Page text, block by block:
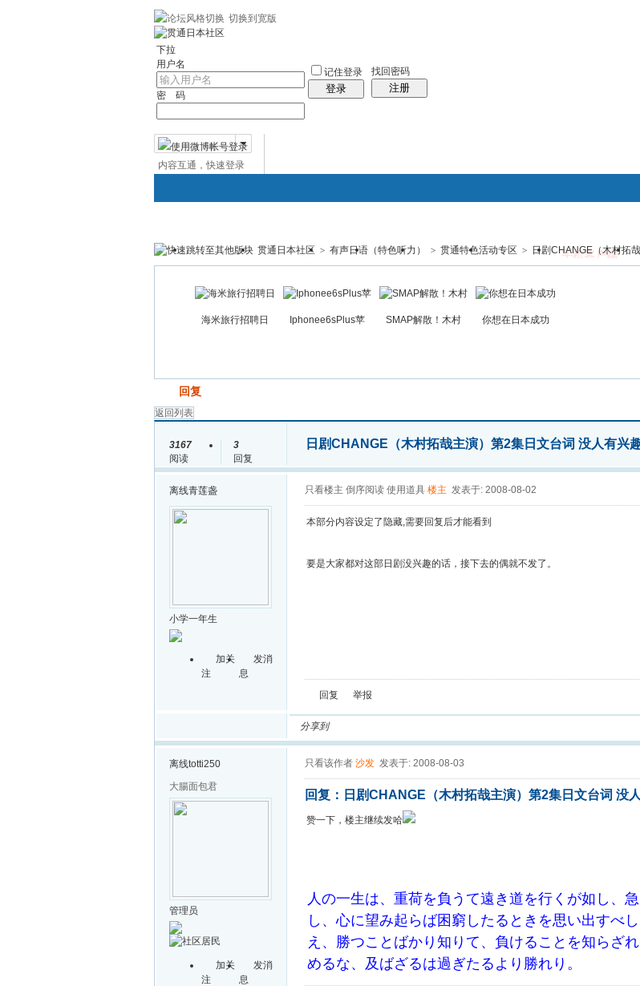
切换到宽版
下拉
用户名
密 码
记住登录
登录
找回密码
注册
微博帐号登录
内容互通，快速登录
贯通日本 日本社区 论坛 群组 日本百科 免费留学 手机客户端
帖子
搜索
贯通日本社区 > 有声日语（特色听力） > 贯通特色活动专区 > 日剧CHANGE（木村拓
海米旅行招聘日 Iphonee6sPlus苹 SMAP解散！木村 你想在日本成功
回复
返回列表
3167
阅读
3
回复
日剧CHANGE（木村拓哉主演）第2集日文台词 没人有兴
离线青莲盏
小学一年生
加关
注
发消
息
只看楼主 倒序阅读 使用道具 楼主 发表于: 2008-08-02
本部分内容设定了隐藏,需要回复后才能看到
要是大家都对这部日剧没兴趣的话，接下去的偶就不发了。
回复 举报
分享到
离线totti250
大腸面包君
管理员
加关
注
发消
息
只看该作者 沙发 发表于: 2008-08-03
回复：日剧CHANGE（木村拓哉主演）第2集日文台词 没
赞一下，楼主继续发哈
人の一生は、重荷を負うて遠き道を行くが如し、
し、心に望み起らば困窮したるときを思い出すべ
え、勝つことばかり知りて、負けることを知らざ
めるな、及ばざるは過ぎたるより勝れり。